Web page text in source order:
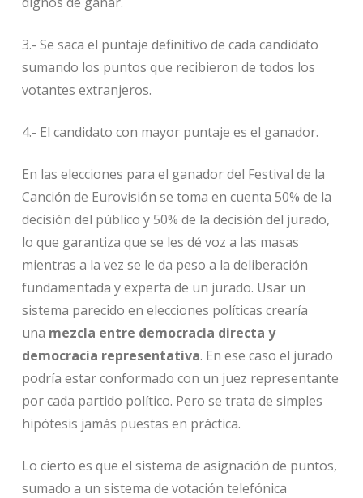
3.- Se saca el puntaje definitivo de cada candidato
sumando los puntos que recibieron de todos los
votantes extranjeros.
4.- El candidato con mayor puntaje es el ganador.
En las elecciones para el ganador del Festival de la
Canción de Eurovisión se toma en cuenta 50% de la
decisión del público y 50% de la decisión del jurado,
lo que garantiza que se les dé voz a las masas
mientras a la vez se le da peso a la deliberación
fundamentada y experta de un jurado. Usar un
sistema parecido en elecciones políticas crearía
una mezcla entre democracia directa y
democracia representativa. En ese caso el jurado
podría estar conformado con un juez representante
por cada partido político. Pero se trata de simples
hipótesis jamás puestas en práctica.
Lo cierto es que el sistema de asignación de puntos,
sumado a un sistema de votación telefónica